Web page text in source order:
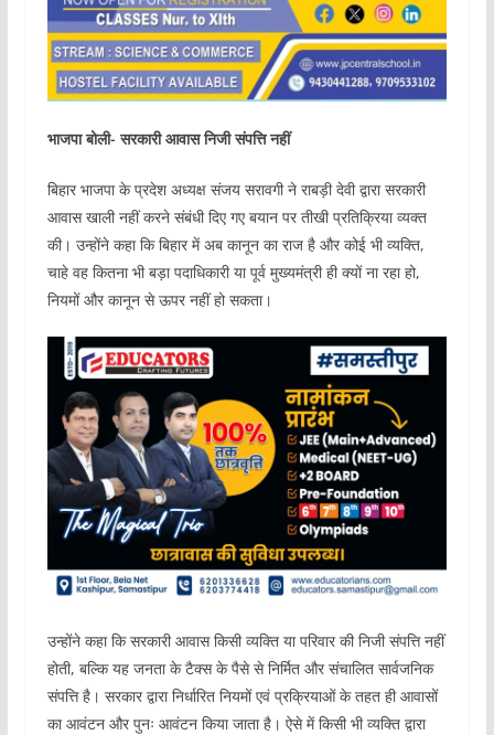
भाजपा बोली- सरकारी आवास निजी संपत्ति नहीं
बिहार भाजपा के प्रदेश अध्यक्ष संजय सरावगी ने राबड़ी देवी द्वारा सरकारी
आवास खाली नहीं करने संबंधी दिए गए बयान पर तीखी प्रतिक्रिया व्यक्त
की। उन्होंने कहा कि बिहार में अब कानून का राज है और कोई भी व्यक्ति,
चाहे वह कितना भी बड़ा पदाधिकारी या पूर्व मुख्यमंत्री ही क्यों ना रहा हो,
नियमों और कानून से ऊपर नहीं हो सकता। ‎
उन्होंने कहा कि सरकारी आवास किसी व्यक्ति या परिवार की निजी संपत्ति नहीं
होती, बल्कि यह जनता के टैक्स के पैसे से निर्मित और संचालित सार्वजनिक
संपत्ति है। सरकार द्वारा निर्धारित नियमों एवं प्रक्रियाओं के तहत ही आवासों
का आवंटन और पुनः आवंटन किया जाता है। ऐसे में किसी भी व्यक्ति द्वारा